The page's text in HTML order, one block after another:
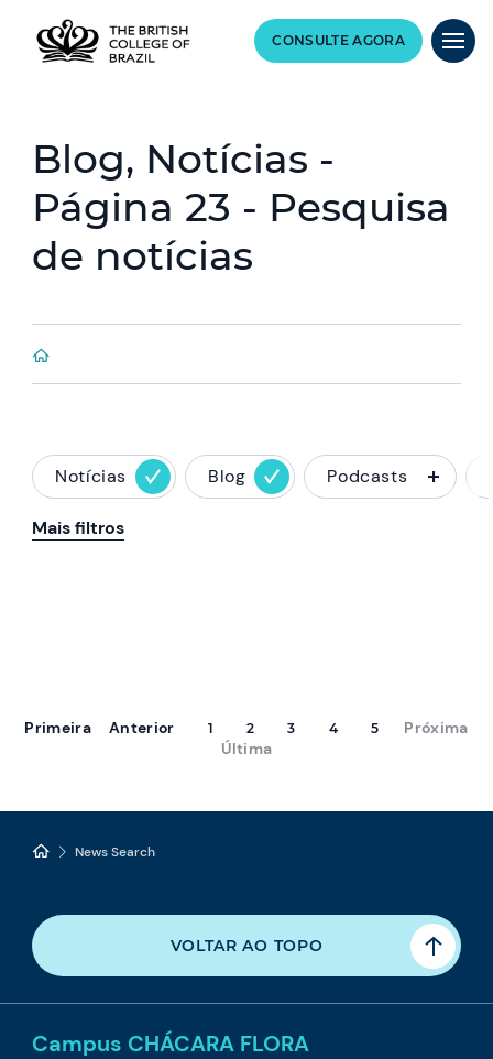
CONSULTE AGORA
Blog, Notícias -
Página 23 - Pesquisa
de notícias
Notícias Blog Podcasts
Mais filtros
Primeira Anterior 1 2 3 4 5
Próxima
Última
News Search
VOLTAR AO TOPO
Campus CHÁCARA FLORA